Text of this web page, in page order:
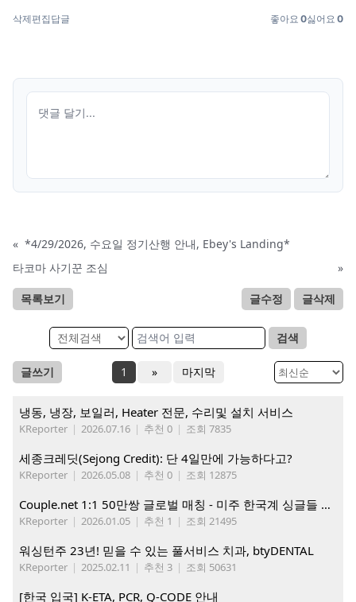
삭제편집 답글 좋아요 0싫어요 0
« *4/29/2026, 수요일 정기산행 안내, Ebey's Landing*
타코마 사기꾼 조심
»
목록보기 글수정 글삭제
검색
글쓰기 1 » 마지막
냉동, 냉장, 보일러, Heater 전문, 수리및 설치 서비스
KReporter | 2026.07.16 | 추천 0 | 조회 7835
세종크레딧(Sejong Credit): 단 4일만에 가능하다고?
KReporter | 2026.05.08 | 추천 0 | 조회 12875
Couple.net 1:1 50만쌍 글로벌 매칭 - 미주 한국계 싱글들 모이세요
KReporter | 2026.01.05 | 추천 1 | 조회 21495
워싱턴주 23년! 믿을 수 있는 풀서비스 치과, btyDENTAL
KReporter | 2025.02.11 | 추천 3 | 조회 50631
[한국 입국] K-ETA, PCR, Q-CODE 안내